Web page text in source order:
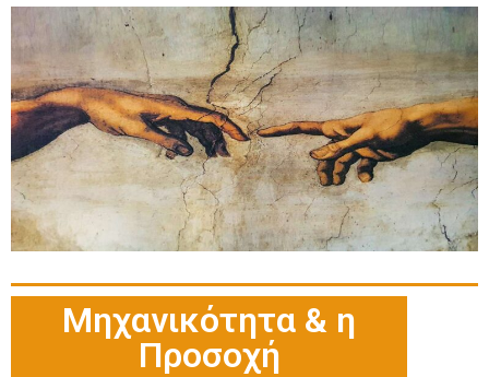
Μηχανικότητα & η
Προσοχή